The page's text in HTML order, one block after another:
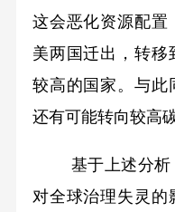
这会恶化资源配置
美两国迁出，转移
较高的国家。与此
还有可能转向较高
基于上述分
对全球治理失灵的